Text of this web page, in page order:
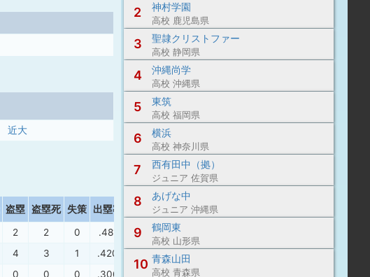
近大
盗塁 盗塁死 失策 出塁率 長打率
2 2 0 .481
.453
4 3 1 .420
.453
0 0 0 .300 .368
2 神村学園
高校 鹿児島県
3 聖隷クリストファー
高校 静岡県
4 沖縄尚学
高校 沖縄県
5 東筑
高校 福岡県
6 横浜
高校 神奈川県
7 西有田中（拠）
ジュニア 佐賀県
8 あげな中
ジュニア 沖縄県
9 鶴岡東
高校 山形県
10 青森山田
高校 青森県